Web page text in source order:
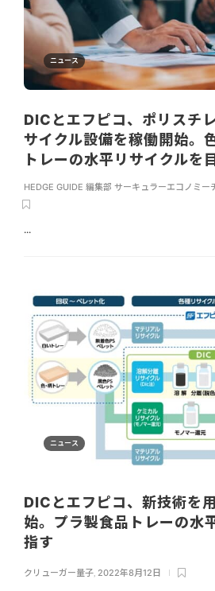
ニュース
DICとエフピコ、ポリスチ
サイクル設備を稼働開始。
トレーの水平リサイクルを
HEDGE GUIDE 編集部 サーキュラーエコノミー
...
ニュース
DICとエフピコ、新技術を
始。プラ製食品トレーの水
指す
クリューガー量子, 2022年8月12日